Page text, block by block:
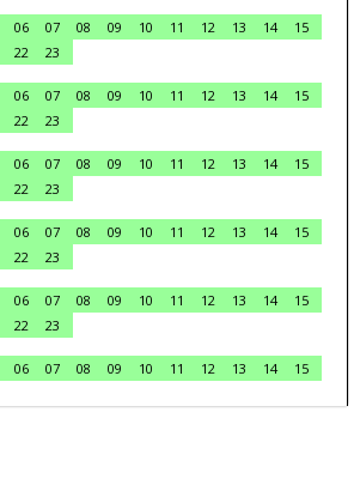
06 07 08 09 10 11 12 13 14
15
22
23
06 07 08 09 10 11 12 13 14
15
22
23
06 07 08 09 10 11 12 13 14
15
22
23
06 07 08 09 10 11 12 13 14
15
22
23
06 07 08 09 10 11 12 13 14
15
22
23
06 07 08 09 10 11 12 13 14
15